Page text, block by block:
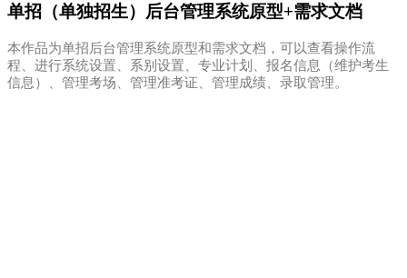
单招（单独招生）后台管理系统原型+需求文档
本作品为单招后台管理系统原型和需求文档，可以查看操作流
程、进行系统设置、系别设置、专业计划、报名信息（维护考生
信息）、管理考场、管理准考证、管理成绩、录取管理。